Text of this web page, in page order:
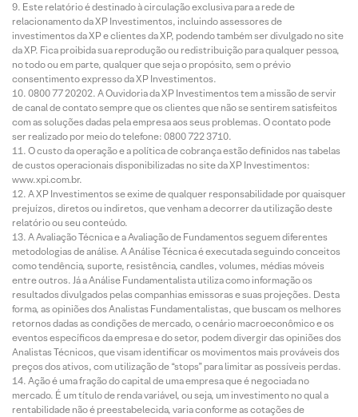
Este relatório é destinado à circulação exclusiva para a rede de
relacionamento da XP Investimentos, incluindo assessores de
investimentos da XP e clientes da XP, podendo também ser divulgado no site
da XP. Fica proibida sua reprodução ou redistribuição para qualquer pessoa,
no todo ou em parte, qualquer que seja o propósito, sem o prévio
consentimento expresso da XP Investimentos.
0800 77 20202. A Ouvidoria da XP Investimentos tem a missão de servir
de canal de contato sempre que os clientes que não se sentirem satisfeitos
com as soluções dadas pela empresa aos seus problemas. O contato pode
ser realizado por meio do telefone: 0800 722 3710.
O custo da operação e a política de cobrança estão definidos nas tabelas
de custos operacionais disponibilizadas no site da XP Investimentos:
www.xpi.com.br.
A XP Investimentos se exime de qualquer responsabilidade por quaisquer
prejuízos, diretos ou indiretos, que venham a decorrer da utilização deste
relatório ou seu conteúdo.
A Avaliação Técnica e a Avaliação de Fundamentos seguem diferentes
metodologias de análise. A Análise Técnica é executada seguindo conceitos
como tendência, suporte, resistência, candles, volumes, médias móveis
entre outros. Já a Análise Fundamentalista utiliza como informação os
resultados divulgados pelas companhias emissoras e suas projeções. Desta
forma, as opiniões dos Analistas Fundamentalistas, que buscam os melhores
retornos dadas as condições de mercado, o cenário macroeconômico e os
eventos específicos da empresa e do setor, podem divergir das opiniões dos
Analistas Técnicos, que visam identificar os movimentos mais prováveis dos
preços dos ativos, com utilização de “stops” para limitar as possíveis perdas.
Ação é uma fração do capital de uma empresa que é negociada no
mercado. É um título de renda variável, ou seja, um investimento no qual a
rentabilidade não é preestabelecida, varia conforme as cotações de